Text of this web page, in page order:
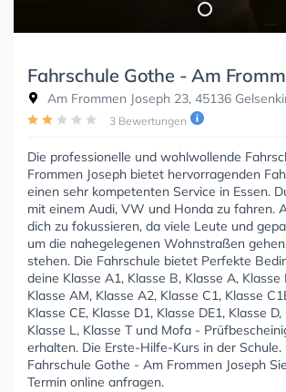
Fahrschule Gothe - Am
Am Frommen Joseph 23, 45136
3 Bewertungen
Die professionelle und wohlwollende
Frommen Joseph bietet hervorragenden
einen sehr kompetenten Service in Essen.
mit einem Audi, VW und Honda zu fahren.
dich zu fokussieren, da viele Leute und
um die nahegelegenen Wohnstraßen
stehen. Die Fahrschule bietet Perfekte
deine Klasse A1, Klasse B, Klasse A, Klasse
Klasse AM, Klasse A2, Klasse C1, Klasse
Klasse CE, Klasse D1, Klasse DE1, Klasse D,
Klasse L, Klasse T und Mofa -
erhalten. Die Erste-Hilfe-Kurs in der Schule.
Fahrschule Gothe - Am Frommen Joseph
Termin online anfragen.